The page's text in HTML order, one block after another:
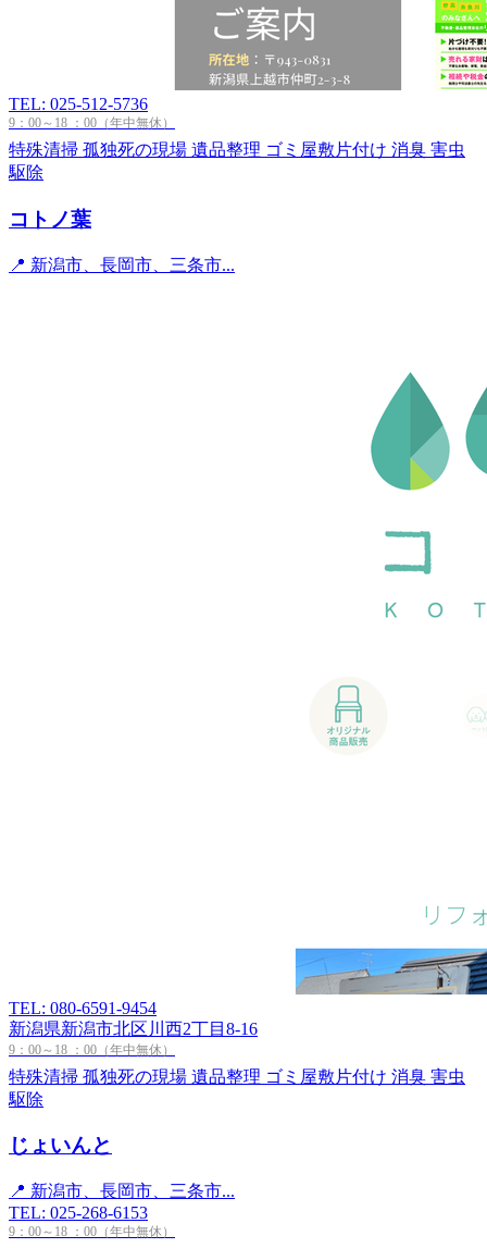
TEL: 025-512-5736
9：00～18 ：00（年中無休）
特殊清掃 孤独死の現場 遺品整理 ゴミ屋敷片付け 消臭 害虫
駆除
コトノ葉
📍 新潟市、長岡市、三条市...
TEL: 080-6591-9454
新潟県新潟市北区川西2丁目8-16
9：00～18 ：00（年中無休）
特殊清掃 孤独死の現場 遺品整理 ゴミ屋敷片付け 消臭 害虫
駆除
じょいんと
📍 新潟市、長岡市、三条市...
TEL: 025-268-6153
9：00～18 ：00（年中無休）